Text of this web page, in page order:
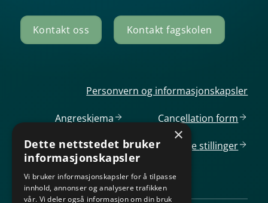
Kontakt oss Kontakt fagskolen
Personvern og informasjonskapsler
Angreskjema Cancellationform
Ledigestillinger
×
Dette nettstedet bruker
informasjonskapsler
Vi bruker informasjonskapsler for å tilpasse
innhold, annonser og analysere trafikken
vår. Vi deler også informasjon om din bruk